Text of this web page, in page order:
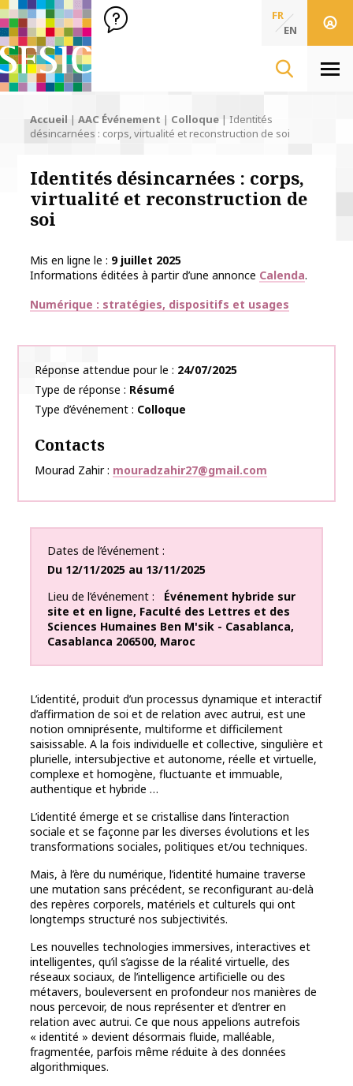
SFSIC Société Française des Sciences de l'Information & de
Société Française des Sciences
de l'Information
FR
EN
Accueil | AAC Événement | Colloque | Identités
désincarnées : corps, virtualité et reconstruction de soi
Identités désincarnées : corps,
virtualité et reconstruction de
soi
Mis en ligne le
9 juillet 2025
Informations éditées à partir d’une annonce Calenda.
Thématiques
Numérique : stratégies, dispositifs et usages
Réponse attendue pour le
24/07/2025
Type de réponse
Résumé
Type d’événement
Colloque
Contacts
Mourad Zahir mouradzahir27@gmail.com
Dates de l’événement
Du 12/11/2025 au 13/11/2025
Lieu de l’événement
Événement hybride sur
site et en ligne, Faculté des Lettres et des
Sciences Humaines Ben M'sik - Casablanca,
Casablanca 206500, Maroc
L’identité, produit d’un processus dynamique et interactif
d’affirmation de soi et de relation avec autrui, est une
notion omniprésente, multiforme et difficilement
saisissable. A la fois individuelle et collective, singulière et
plurielle, intersubjective et autonome, réelle et virtuelle,
complexe et homogène, fluctuante et immuable,
authentique et hybride …
L’identité émerge et se cristallise dans l’interaction
sociale et se façonne par les diverses évolutions et les
transformations sociales, politiques et/ou techniques.
Mais, à l’ère du numérique, l’identité humaine traverse
une mutation sans précédent, se reconfigurant au-delà
des repères corporels, matériels et culturels qui ont
longtemps structuré nos subjectivités.
Les nouvelles technologies immersives, interactives et
intelligentes, qu’il s’agisse de la réalité virtuelle, des
réseaux sociaux, de l’intelligence artificielle ou des
métavers, bouleversent en profondeur nos manières de
nous percevoir, de nous représenter et d’entrer en
relation avec autrui. Ce que nous appelions autrefois
« identité » devient désormais fluide, malléable,
fragmentée, parfois même réduite à des données
algorithmiques.